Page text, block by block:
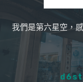
我們是第六星空，